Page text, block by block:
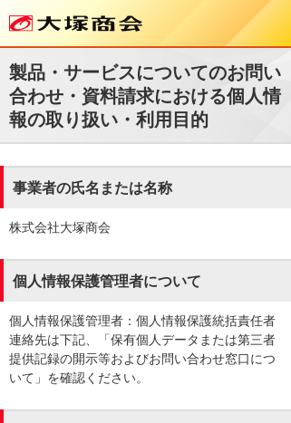
製品・サービスについてのお問い
合わせ・資料請求における個人情
報の取り扱い・利用目的
事業者の氏名または名称
株式会社大塚商会
個人情報保護管理者について
個人情報保護管理者：個人情報保護統括責任者
連絡先は下記、「保有個人データまたは第三者
提供記録の開示等およびお問い合わせ窓口につ
いて」を確認ください。